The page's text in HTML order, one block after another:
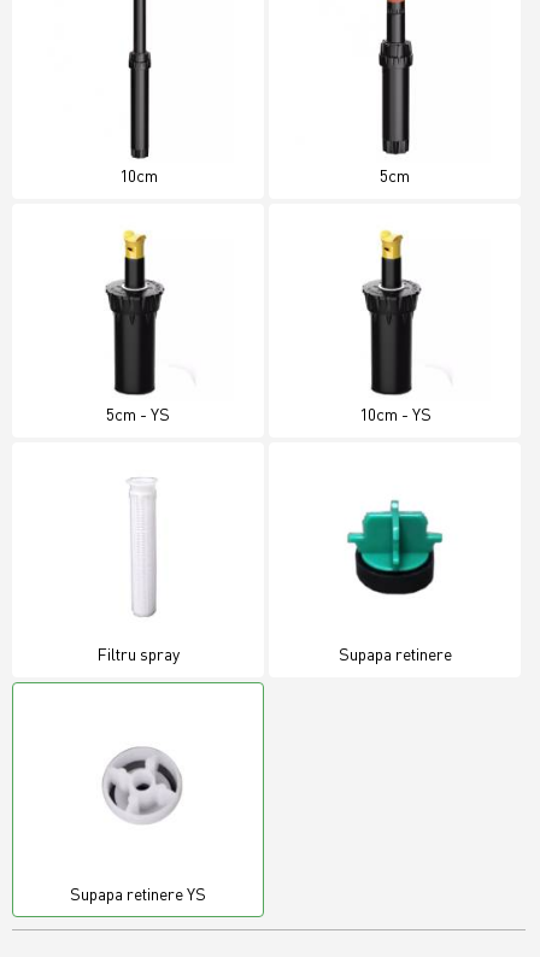
10cm 5cm
5cm - YS 10cm - YS
Filtru spray Supapa retinere
Supapa retinere YS